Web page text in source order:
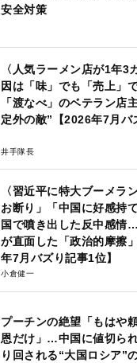
安全対策
〈人気ラーメン店が1年3
因は「味」でも「売上」
「渡なべ」のベテラン店
定外の敵”【2026年7月バ
井手隊長
〈習近平に特大ブーメラ
お断り」「中国に好感持
国で噴き出した反中感情
が直面した「政治的摩擦
年7月バズり記事1位】
小倉健一
プーチンの絶望「もはや
恩だけ」…中国に値切ら
り回される“大国ロシア”